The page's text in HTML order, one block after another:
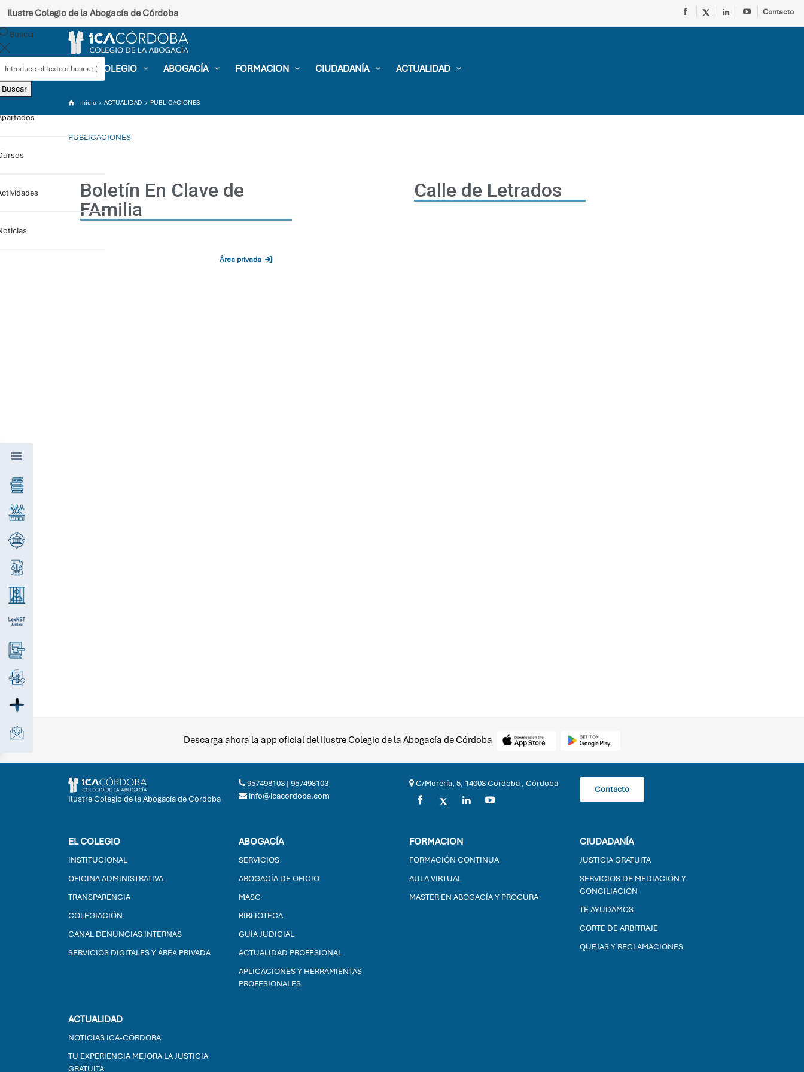
Ilustre Colegio de la Abogacía de Córdoba Contacto
EL COLEGIO ABOGACÍA FORMACION CIUDADANÍA ACTUALIDAD
Buscar
Buscar
Área privada
Inicio ACTUALIDAD PUBLICACIONES
PUBLICACIONES
Descarga ahora la app oficial del Ilustre Colegio de la Abogacía de Córdoba
Ilustre Colegio de la Abogacía de Córdoba
957498103 | 957498103
info@icacordoba.com
C/Morería, 5, 14008 Cordoba , Córdoba
Contacto
EL COLEGIO
INSTITUCIONAL
OFICINA ADMINISTRATIVA
TRANSPARENCIA
COLEGIACIÓN
CANAL DENUNCIAS INTERNAS
SERVICIOS DIGITALES Y ÁREA PRIVADA
ABOGACÍA
SERVICIOS
ABOGACÍA DE OFICIO
MASC
BIBLIOTECA
GUÍA JUDICIAL
ACTUALIDAD PROFESIONAL
APLICACIONES Y HERRAMIENTAS
PROFESIONALES
FORMACION
FORMACIÓN CONTINUA
AULA VIRTUAL
MASTER EN ABOGACÍA Y PROCURA
CIUDADANÍA
JUSTICIA GRATUITA
SERVICIOS DE MEDIACIÓN Y
CONCILIACIÓN
TE AYUDAMOS
CORTE DE ARBITRAJE
QUEJAS Y RECLAMACIONES
ACTUALIDAD
NOTICIAS ICA-CÓRDOBA
TU EXPERIENCIA MEJORA LA JUSTICIA
GRATUITA